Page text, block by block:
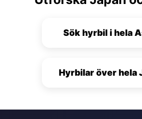
Sök hyrbil i hela
Hyrbilar över hela